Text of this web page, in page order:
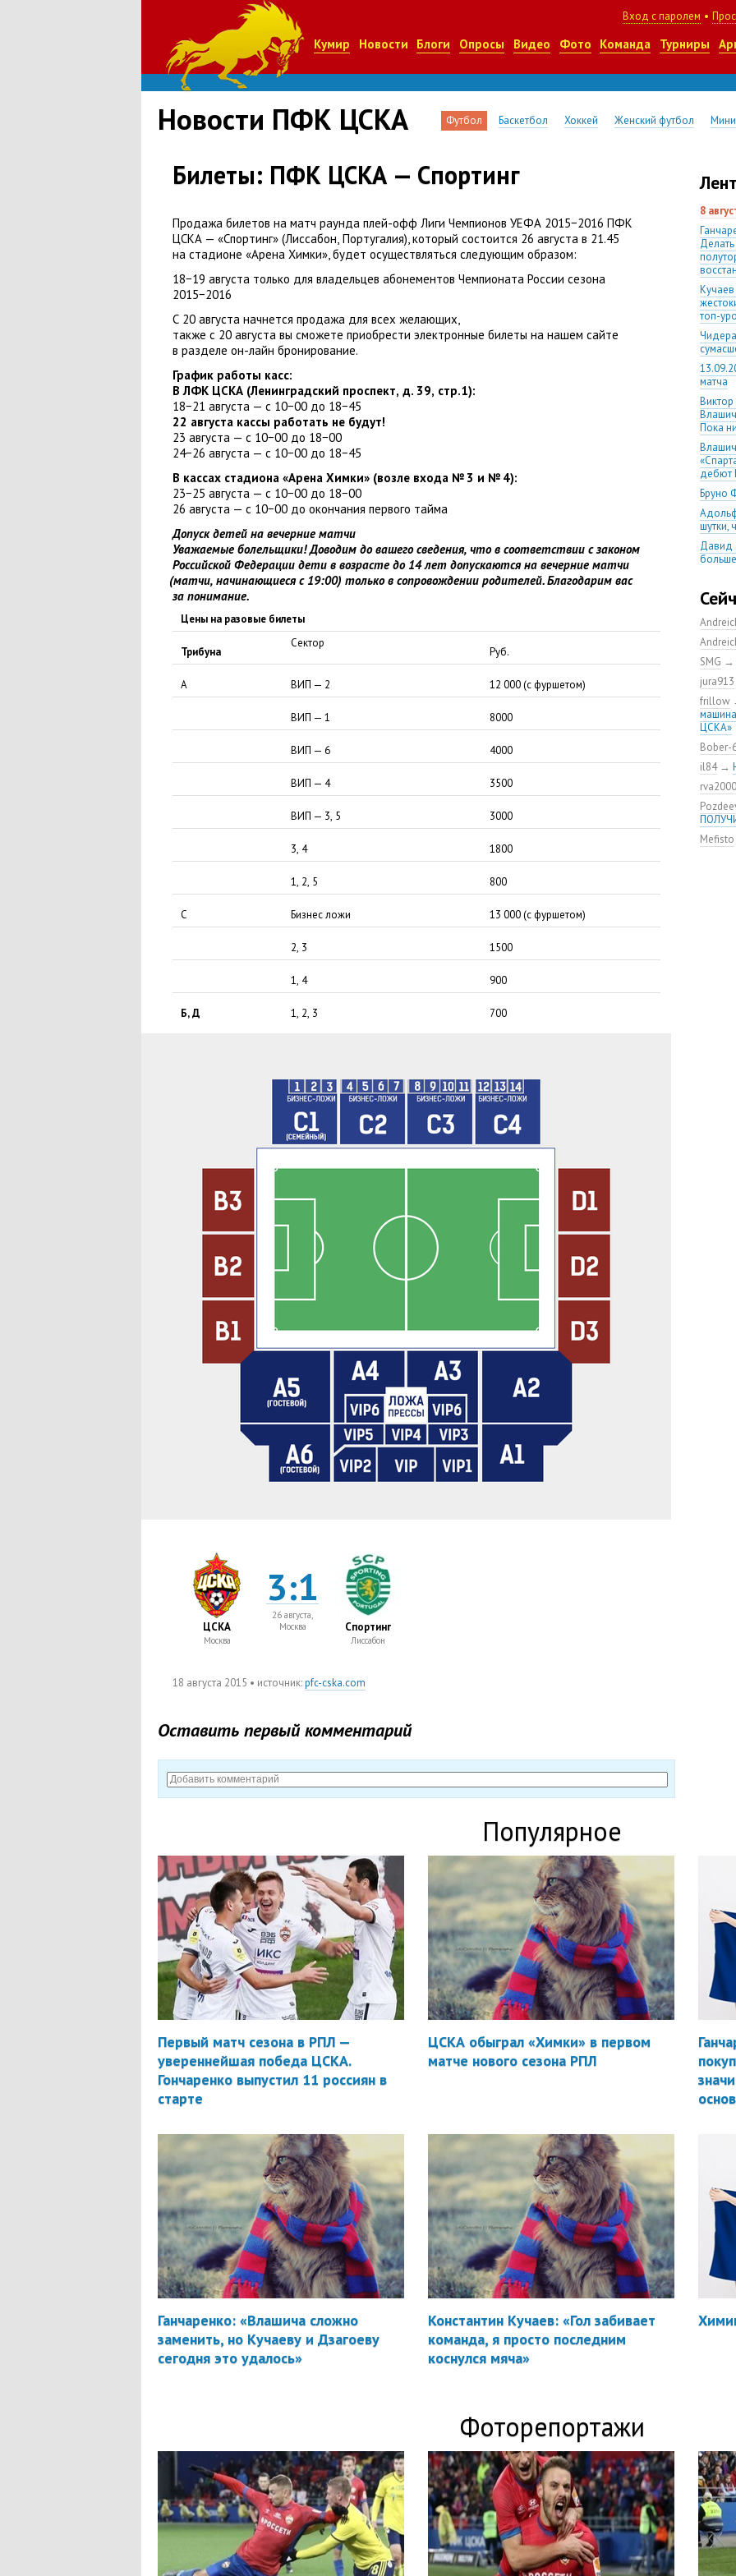
Вход с паролем •
Кумир Новости Блоги Опросы Видео Фото Команда Турниры
Новости ПФК ЦСКА Футбол Баскетбол Хоккей Женский футбол
Билеты: ПФК ЦСКА — Спортинг
Продажа билетов на матч раунда плей-офф Лиги Чемпионов УЕФА 2015−2016 ПФК
ЦСКА — «Спортинг» (Лиссабон, Португалия), который состоится 26 августа в 21.45
на стадионе «Арена Химки», будет осуществляться следующим образом:
18−19 августа только для владельцев абонементов Чемпионата России сезона
2015−2016
С 20 августа начнется продажа для всех желающих,
также с 20 августа вы сможете приобрести электронные билеты на нашем сайте
в разделе он-лайн бронирование.
График работы касс:
В ЛФК ЦСКА (Ленинградский проспект, д. 39, стр.1):
18−21 августа — с 10−00 до 18−45
22 августа кассы работать не будут!
23 августа — с 10−00 до 18−00
24−26 августа — с 10−00 до 18−45
В кассах стадиона «Арена Химки» (возле входа № 3 и № 4):
23−25 августа — с 10−00 до 18−00
26 августа — с 10−00 до окончания первого тайма
Допуск детей на вечерние матчи
Уважаемые болельщики! Доводим до вашего сведения, что в соответствии с законом
Российской Федерации дети в возрасте до 14 лет допускаются на вечерние матчи
(матчи, начинающиеся с 19:00) только в сопровождении родителей. Благодарим вас
за понимание.
Цены на разовые билеты
Трибуна
Сектор
Руб.
А ВИП — 2 12 000(с фуршетом)
ВИП — 1 8000
ВИП — 6 4000
ВИП — 4 3500
ВИП — 3, 5 3000
3, 4 1800
1, 2, 5 800
С Бизнес ложи 13 000(с фуршетом)
2, 3 1500
1, 4 900
Б,Д 1, 2, 3 700
ЦСКА
Москва
3:1
26 августа,
Москва
Спортинг
Лиссабон
18 августа 2015 • источник:pfc-cska.com
Оставить первый комментарий
8
топ-
матча
Пока
дебют
Бруно
шутки,
Давид
матча
на
но
мяча»
ЦСКА
нового
SMG →
jura913
frillow
ЦСКА»
Bober-
il84→
rva2000
Mefisto
Популярное
Первый матч сезона в РПЛ —
увереннейшая победа ЦСКА.
Гончаренко выпустил 11 россиян в
старте
ЦСКА обыграл «Химки» в первом
матче нового сезона РПЛ
Ганчаренко: «Влашича сложно
заменить, но Кучаеву и Дзагоеву
сегодня это удалось»
Константин Кучаев: «Гол забивает
команда, я просто последним
коснулся мяча»
Фоторепортажи